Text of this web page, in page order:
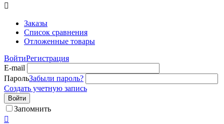

Заказы
Список сравнения
Отложенные товары
ВойтиРегистрация
E-mail
ПарольЗабыли пароль?
Создать учетную запись
Войти
Запомнить
